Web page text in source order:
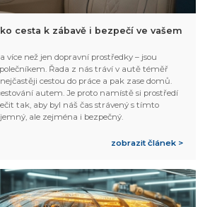
cesta k zábavě i bezpečí ve vašem
více než jen dopravní prostředky – jsou
Řada z nás tráví v autě téměř
cestou do práce a pak zase domů.
autem. Je proto namístě si prostředí
tak, aby byl náš čas strávený s tímto
ale zejména i bezpečný.
zobrazit článek >